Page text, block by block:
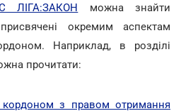
ЛІГА:ЗАКОН можна знайти
окремим аспектам
Наприклад, в розділі
прочитати:
кордоном з правом отримання